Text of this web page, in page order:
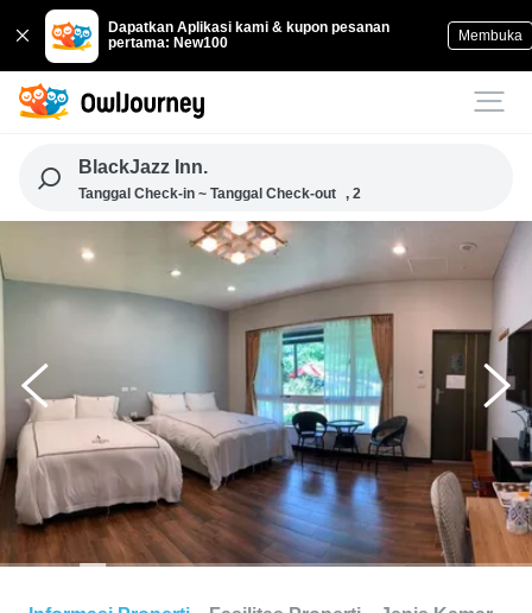
Dapatkan Aplikasi kami & kupon pesanan
pertama: New100
Membuka
BlackJazz Inn.
Tanggal Check-in ~ Tanggal Check-out , 2